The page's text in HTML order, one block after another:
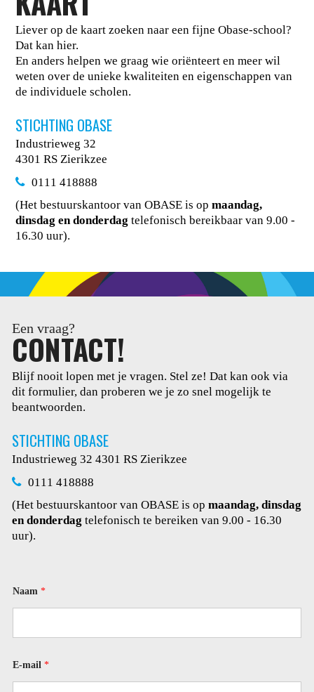
Liever op de kaart zoeken naar een fijne Obase-school?
Dat kan hier.
En anders helpen we graag wie oriënteert en meer wil
weten over de unieke kwaliteiten en eigenschappen van
de individuele scholen.
STICHTING OBASE
Industrieweg 32
4301 RS Zierikzee
0111 418888
(Het bestuurskantoor van OBASE is opmaandag,
dinsdag en donderdag telefonisch bereikbaar van 9.00 -
16.30 uur).
Een vraag?
CONTACT!
Blijf nooit lopen met je vragen. Stel ze! Dat kan ook via
dit formulier, dan proberen we je zo snel mogelijk te
beantwoorden.
STICHTING OBASE
Industrieweg 32 4301 RS Zierikzee
0111 418888
(Het bestuurskantoor van OBASE is opmaandag, dinsdag
en donderdagtelefonisch te bereiken van 9.00 - 16.30
uur).
o
m
i
Naam*
E-mail*